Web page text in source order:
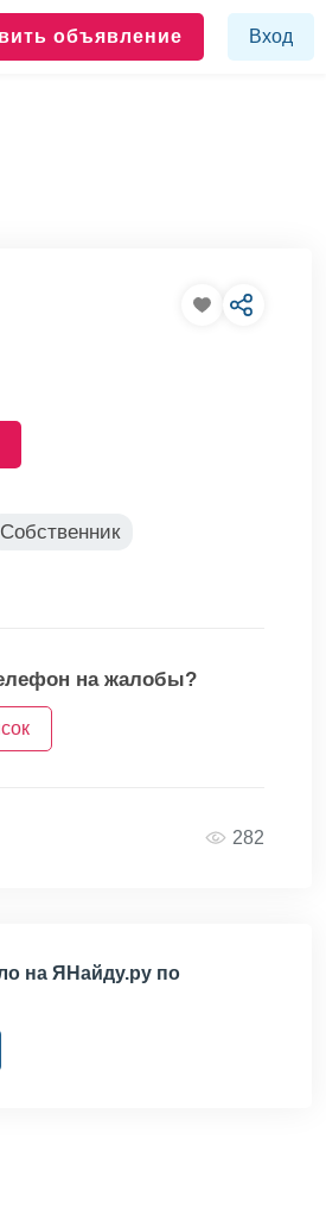
объявление Вход
Собственник
на жалобы?
282
на ЯНайду.ру по